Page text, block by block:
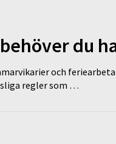
du
och
regler som …